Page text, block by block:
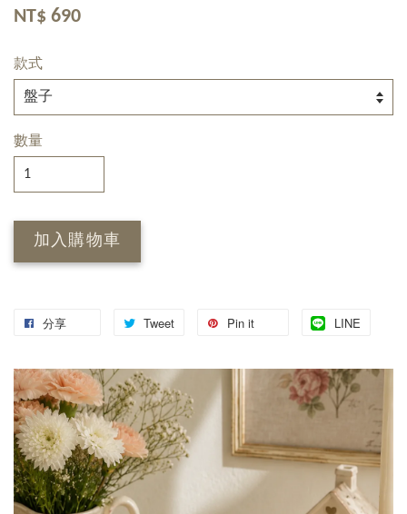
NT$ 690
款式
數量
加入購物車
分享 Tweet Pin it LINE